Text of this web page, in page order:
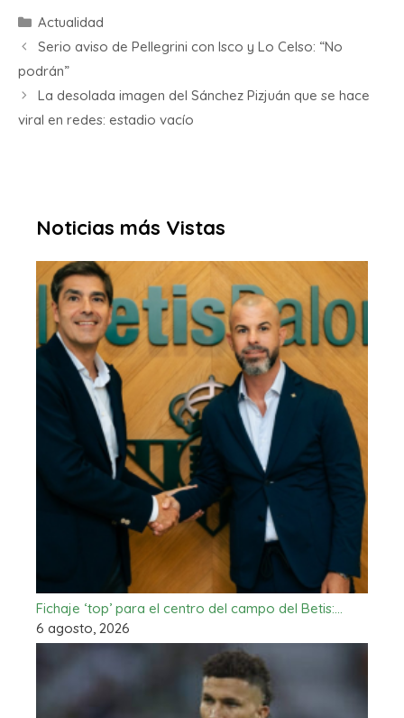
Actualidad
Serio aviso de Pellegrini con Isco y Lo Celso: “No
podrán”
La desolada imagen del Sánchez Pizjuán que se hace
viral en redes: estadio vacío
Noticias más Vistas
Fichaje ‘top’ para el centro del campo del Betis:…
6 agosto, 2026